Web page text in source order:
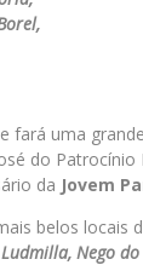
fará uma
do
da Jovem
belos locais
Ludmilla, Nego